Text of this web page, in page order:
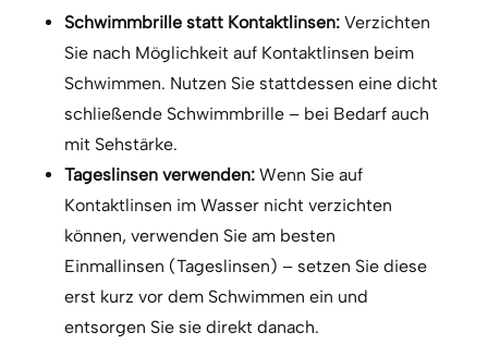
Schwimmbrille statt Kontaktlinsen:Verzichten
Sie nach Möglichkeit auf Kontaktlinsen beim
Schwimmen. Nutzen Sie stattdessen eine dicht
schließende Schwimmbrille – bei Bedarf auch
mit Sehstärke.
Tageslinsen verwenden:Wenn Sie auf
Kontaktlinsen im Wasser nicht verzichten
können, verwenden Sie am besten
Einmallinsen (Tageslinsen) – setzen Sie diese
erst kurz vor dem Schwimmen ein und
entsorgen Sie sie direkt danach.